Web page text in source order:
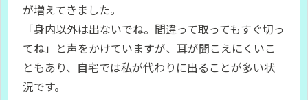
が増えてきました。
「身内以外は出ないでね。間違って取ってもすぐ切っ
てね」と声をかけていますが、耳が聞こえにくいこ
ともあり、自宅では私が代わりに出ることが多い状
況です。